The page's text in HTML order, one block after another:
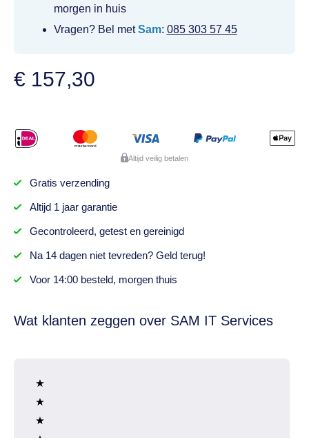
morgen in huis
Vragen? Bel metSam: 085 303 57 45
€ 157,30
Altijd veilig betalen
Gratis verzending
Altijd 1 jaargarantie
Gecontroleerd, getesten gereinigd
Na 14 dagenniet tevreden? Geld terug!
Voor 14:00 besteld, morgen thuis
Wat klanten zeggen over SAM IT Services